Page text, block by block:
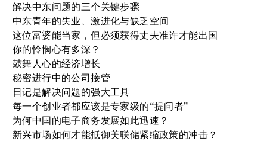
解决中东问题的三个关键步骤
中东青年的失业、激进化与缺乏空间
这位富婆能当家，但必须获得丈夫准许才能出国
你的怜悯心有多深？
鼓舞人心的经济增长
秘密进行中的公司接管
日记是解决问题的强大工具
每一个创业者都应该是专家级的“提问者”
为何中国的电子商务发展如此迅速？
新兴市场如何才能抵御美联储紧缩政策的冲击？